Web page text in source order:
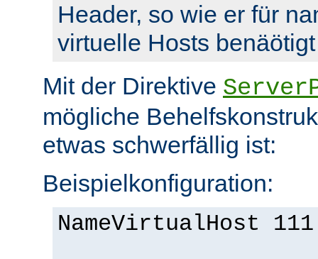
Header, so wie er für
virtuelle Hosts
Mit der Direktive
mögliche
etwas schwerfällig ist:
Beispielkonfiguration:
NameVirtualHost